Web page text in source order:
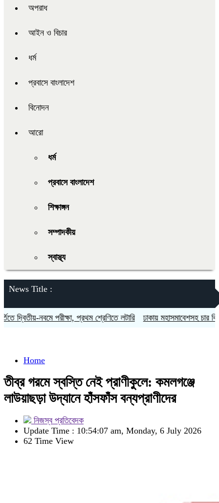
অপরাধ
আইন ও বিচার
ধর্ম
প্রবাসে বাংলাদেশ
বিনোদন
আরো
ধর্ম
প্রবাসে বাংলাদেশ
শিক্ষাঙ্গন
সম্পাদকীয়
স্বাস্থ্য
News Title :
নবমে পরীক্ষা, প্রথম শ্রেণিতে লটারি ঢাকায় মহাসমাবেশসহ চার বিভাগে লং
Home
তীব্র গরমে স্বস্তি নেই প্রাণীকুলে: কমলগঞ্জে
লাউয়াছড়া উদ্যানে হাঁসফাঁস বন্যপ্রাণীদের
নিজস্ব প্রতিবেদক
Update Time : 10:54:07 am, Monday, 6 July 2026
62 Time View